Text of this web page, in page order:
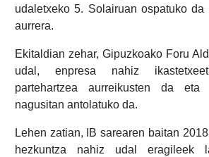
udaletxeko 5. Solairuan ospatuko da
aurrera.
Ekitaldian zehar, Gipuzkoako Foru
udal, enpresa nahiz
partehartzea aurreikusten da
nagusitan antolatuko da.
Lehen zatian, IB sarearen baitan
hezkuntza nahiz udal eragileek